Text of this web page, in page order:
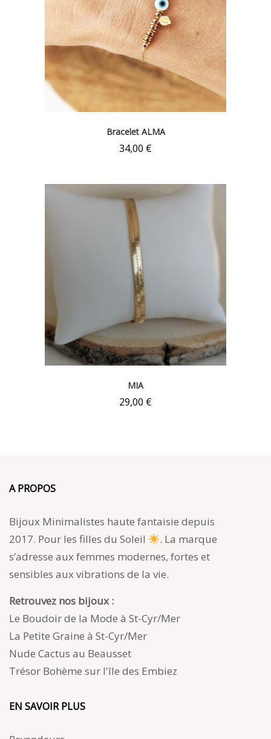
Bracelet ALMA
34,00 €
MIA
29,00 €
A PROPOS
Bijoux Minimalistes haute fantaisie depuis
2017. Pour les filles du Soleil
. La marque
s’adresse aux femmes modernes, fortes et
sensibles aux vibrations de la vie.
Retrouvez nos bijoux :
Le Boudoir de la Mode à St-Cyr/Mer
La Petite Graine à St-Cyr/Mer
Nude Cactus au Beausset
Trésor Bohème sur l'île des Embiez
EN SAVOIR PLUS